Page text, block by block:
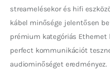
streamelésekor és hifi
kábel minősége jelentősen
prémium kategóriás
perfect kommunikációt
audiominőséget eredményez.